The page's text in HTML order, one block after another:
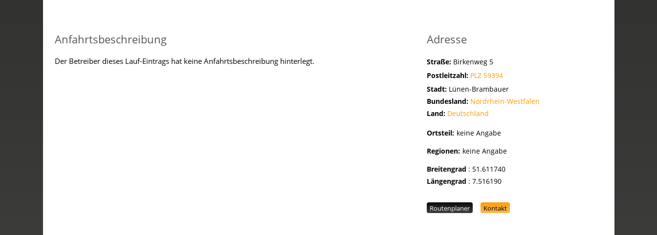
Anfahrtsbeschreibung
Der Betreiber dieses Lauf-Eintrags hat keine Anfahrtsbeschreibung hinterlegt.
Adresse
Straße: Birkenweg 5
Postleitzahl: PLZ 59394
Stadt: Lünen-Brambauer
Bundesland: Nordrhein-Westfalen
Land: Deutschland
Ortsteil: keine Angabe
Regionen: keine Angabe
Breitengrad : 51.611740
Längengrad :7.516190
Routenplaner Kontakt